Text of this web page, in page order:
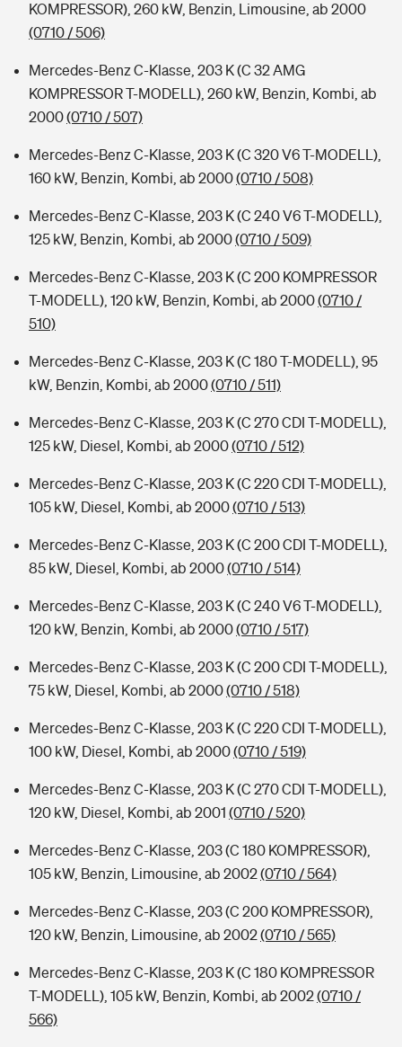
KOMPRESSOR), 260 kW, Benzin, Limousine, ab 2000
(0710 / 506)
Mercedes-Benz C-Klasse, 203 K (C 32 AMG
KOMPRESSOR T-MODELL), 260 kW, Benzin, Kombi, ab
2000(0710 / 507)
Mercedes-Benz C-Klasse, 203 K (C 320 V6 T-MODELL),
160 kW, Benzin, Kombi, ab 2000(0710 / 508)
Mercedes-Benz C-Klasse, 203 K (C 240 V6 T-MODELL),
125 kW, Benzin, Kombi, ab 2000(0710 / 509)
Mercedes-Benz C-Klasse, 203 K (C 200 KOMPRESSOR
T-MODELL), 120 kW, Benzin, Kombi, ab 2000(0710 /
510)
Mercedes-Benz C-Klasse, 203 K (C 180 T-MODELL), 95
kW, Benzin, Kombi, ab 2000(0710 / 511)
Mercedes-Benz C-Klasse, 203 K (C 270 CDI T-MODELL),
125 kW, Diesel, Kombi, ab 2000(0710 / 512)
Mercedes-Benz C-Klasse, 203 K (C 220 CDI T-MODELL),
105 kW, Diesel, Kombi, ab 2000(0710 / 513)
Mercedes-Benz C-Klasse, 203 K (C 200 CDI T-MODELL),
85 kW, Diesel, Kombi, ab 2000(0710 / 514)
Mercedes-Benz C-Klasse, 203 K (C 240 V6 T-MODELL),
120 kW, Benzin, Kombi, ab 2000(0710 / 517)
Mercedes-Benz C-Klasse, 203 K (C 200 CDI T-MODELL),
75 kW, Diesel, Kombi, ab 2000(0710 / 518)
Mercedes-Benz C-Klasse, 203 K (C 220 CDI T-MODELL),
100 kW, Diesel, Kombi, ab 2000(0710 / 519)
Mercedes-Benz C-Klasse, 203 K (C 270 CDI T-MODELL),
120 kW, Diesel, Kombi, ab 2001 (0710 / 520)
Mercedes-Benz C-Klasse, 203 (C 180 KOMPRESSOR),
105 kW, Benzin, Limousine, ab 2002(0710 / 564)
Mercedes-Benz C-Klasse, 203 (C 200 KOMPRESSOR),
120 kW, Benzin, Limousine, ab 2002(0710 / 565)
Mercedes-Benz C-Klasse, 203 K (C 180 KOMPRESSOR
T-MODELL), 105 kW, Benzin, Kombi, ab 2002(0710 /
566)